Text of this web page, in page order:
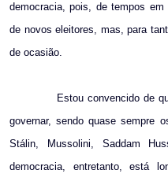
democracia, pois, de tempos
de novos eleitores, mas, para
de ocasião.
Estou convencido de
governar, sendo quase sempre
Stálin, Mussolini, Saddam
democracia, entretanto, está